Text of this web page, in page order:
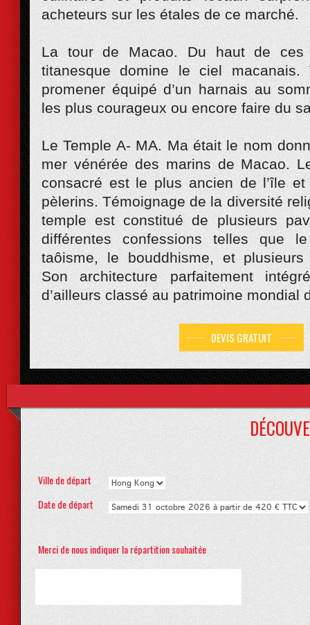
acheteurs sur les étales de ce marché.
La tour de Macao. Du haut de
titanesque domine le ciel macanais.
promener équipé d’un harnais au
les plus courageux ou encore faire du
Le Temple A- MA. Ma était le nom
mer vénérée des marins de Macao.
consacré est le plus ancien de l’île
pèlerins. Témoignage de la diversité
temple est constitué de plusieurs
différentes confessions telles que
taôisme, le bouddhisme, et plusieurs
Son architecture parfaitement
d’ailleurs classé au patrimoine mondial
DEVIS GRATUIT
Ville de départ
Date de départ
Merci de nous indiquer la répartition souhaitée